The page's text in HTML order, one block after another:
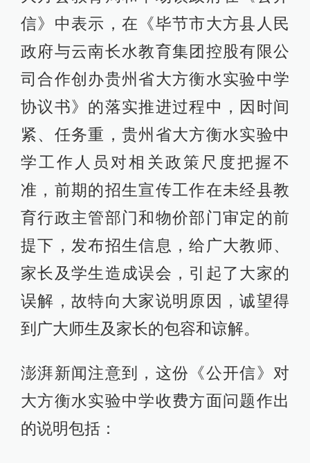
信》中表示，在《毕节市大方县人民
政府与云南长水教育集团控股有限公
司合作创办贵州省大方衡水实验中学
协议书》的落实推进过程中，因时间
紧、任务重，贵州省大方衡水实验中
学工作人员对相关政策尺度把握不
准，前期的招生宣传工作在未经县教
育行政主管部门和物价部门审定的前
提下，发布招生信息，给广大教师、
家长及学生造成误会，引起了大家的
误解，故特向大家说明原因，诚望得
到广大师生及家长的包容和谅解。
澎湃新闻注意到，这份《公开信》对
大方衡水实验中学收费方面问题作出
的说明包括：